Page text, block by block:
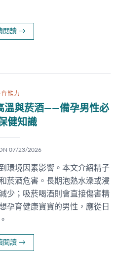
閱讀 →
育能力
溫與菸酒——備孕男性必
健知識
07/23/2026
環境因素影響。本文介紹精子
菸酒危害。長期泡熱水澡或浸
少；吸菸喝酒則會直接傷害精
孕育健康寶寶的男性，應從日
閱讀 →